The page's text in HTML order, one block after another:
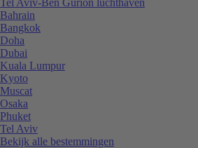
Bahrain
Bangkok
Doha
Dubai
Kuala Lumpur
Kyoto
Muscat
Osaka
Phuket
Tel Aviv
Bekijk alle bestemmingen